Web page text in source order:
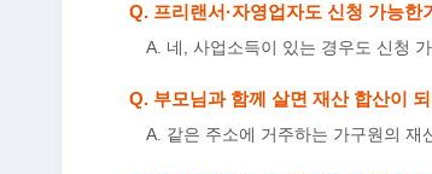
Q. 프리랜서·자영업자도 신청 가능한
A. 네, 사업소득이 있는 경우도 신청
Q. 부모님과 함께 살면 재산 합산이
A. 같은 주소에 거주하는 가구원의 재